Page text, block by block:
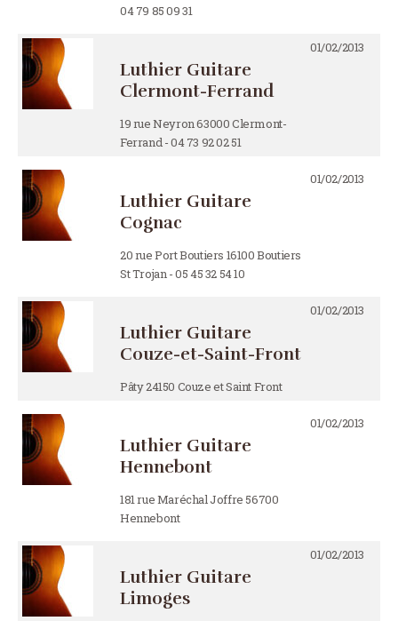
04 79 85 09 31
Luthier Guitare
Clermont-Ferrand
19 rue Neyron 63000 Clermont-
Ferrand - 04 73 92 02 51
01/02/2013
Luthier Guitare
Cognac
20 rue Port Boutiers 16100 Boutiers
St Trojan - 05 45 32 54 10
01/02/2013
Luthier Guitare
Couze-et-Saint-Front
Pâty 24150 Couze et Saint Front
01/02/2013
Luthier Guitare
Hennebont
181 rue Maréchal Joffre 56700
Hennebont
01/02/2013
Luthier Guitare
Limoges
01/02/2013